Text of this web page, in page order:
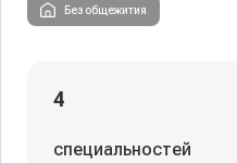
Без общежития
4
специальностей